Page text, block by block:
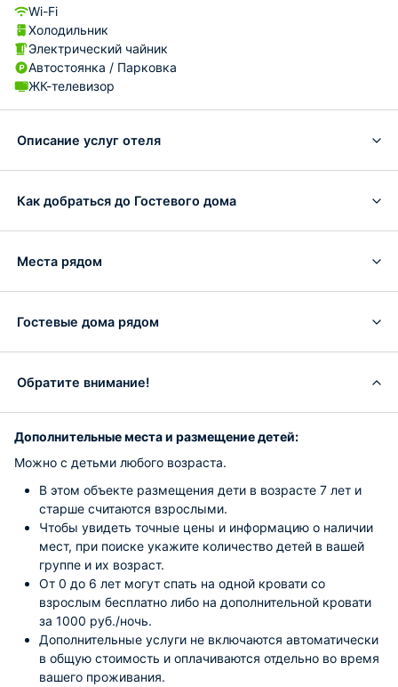
Wi-Fi
Холодильник
Электрический чайник
Автостоянка / Парковка
ЖК-телевизор
Описание услуг отеля
Как добраться до Гостевого дома
Места рядом
Гостевые дома рядом
Обратите внимание!
Дополнительные места и размещение детей:
Можно с детьми любого возраста.
В этом объекте размещения дети в возрасте 7 лет и
старше считаются взрослыми.
Чтобы увидеть точные цены и информацию о наличии
мест, при поиске укажите количество детей в вашей
группе и их возраст.
От 0 до 6 лет могут спать на одной кровати со
взрослым бесплатно либо на дополнительной кровати
за 1000 руб./ночь.
Дополнительные услуги не включаются автоматически
в общую стоимость и оплачиваются отдельно во время
вашего проживания.